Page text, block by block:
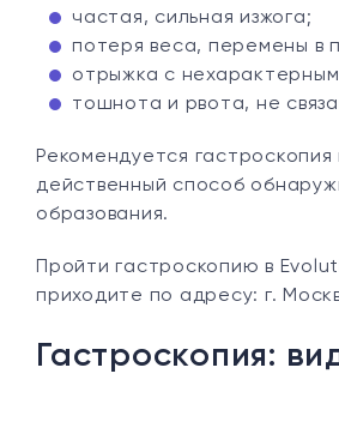
частая, сильная изжога;
потеря веса, перемены в
отрыжка с
тошнота и рвота, не
Рекомендуется
действенный способ
образования.
Пройти гастроскопию в
приходите по адресу: г.
Гастроскопия: